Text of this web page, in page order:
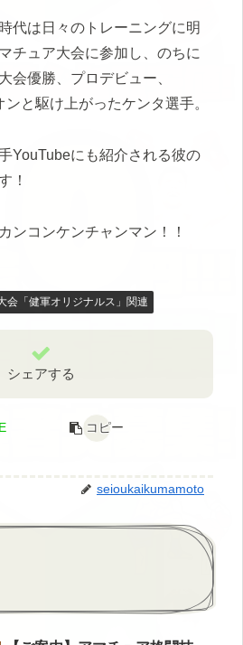
代は日々のトレーニングに明
チュア大会に参加し、のちに
会優勝、プロデビュー、
と駆け上がったケンタ選手。
YouTubeにも紹介される彼の
！
ンコンケンチャンマン！！
会「健軍オリジナルス」関連
シェアする
コピー
seioukaikumamoto